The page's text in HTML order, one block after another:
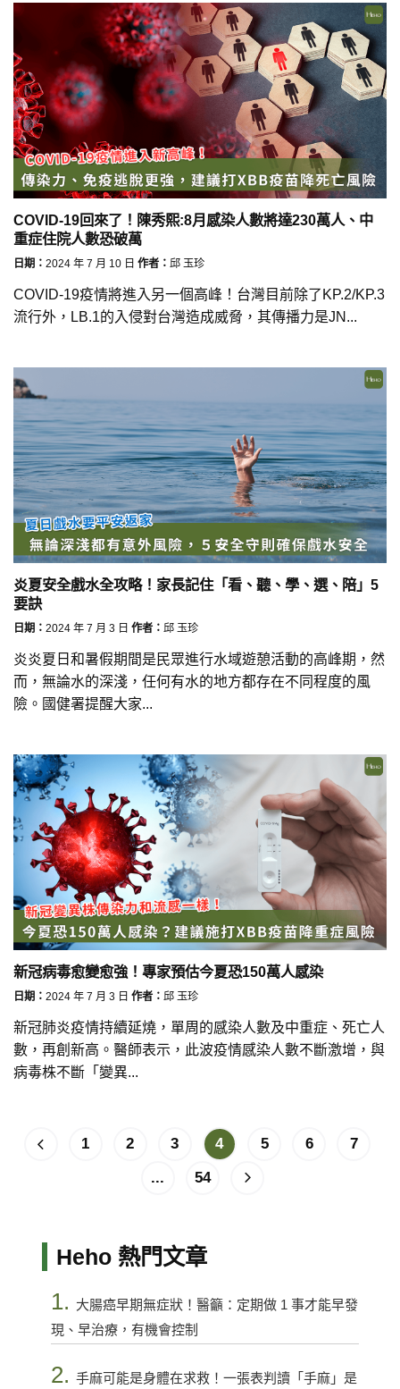
COVID-19回來了！陳秀熙:8月感染人數將達230萬人、中
重症住院人數恐破萬
日期： 2024 年 7 月 10 日 作者： 邱 玉珍
COVID-19疫情將進入另一個高峰！台灣目前除了KP.2/KP.3
流行外，LB.1的入侵對台灣造成威脅，其傳播力是JN...
炎夏安全戲水全攻略！家長記住「看、聽、學、選、陪」5
要訣
日期： 2024 年 7 月 3 日 作者： 邱 玉珍
炎炎夏日和暑假期間是民眾進行水域遊憩活動的高峰期，然
而，無論水的深淺，任何有水的地方都存在不同程度的風
險。國健署提醒大家...
新冠病毒愈變愈強！專家預估今夏恐150萬人感染
日期： 2024 年 7 月 3 日 作者： 邱 玉珍
新冠肺炎疫情持續延燒，單周的感染人數及中重症、死亡人
數，再創新高。醫師表示，此波疫情感染人數不斷激增，與
病毒株不斷「變異...
1 2 3 4 5 6
7
...
54
Heho 熱門文章
1. 大腸癌早期無症狀！醫籲：定期做 1 事才能早發
現、早治療，有機會控制
2. 手麻可能是身體在求救！一張表判讀「手麻」是